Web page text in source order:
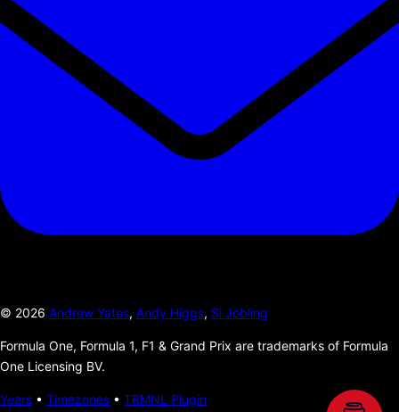
© 2026 Andrew Yates, Andy Higgs, Si Jobling
Formula One, Formula 1, F1 & Grand Prix are trademarks of Formula
One Licensing BV.
Years • Timezones • TRMNL Plugin